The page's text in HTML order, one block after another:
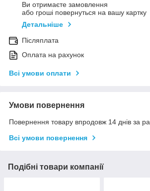
Ви отримаєте замовлення
або гроші повернуться на вашу картку
Детальніше
Післяплата
Оплата на рахунок
Всі умови оплати
Умови повернення
Повернення товару впродовж 14 днів за
Всі умови повернення
Подібні товари компанії